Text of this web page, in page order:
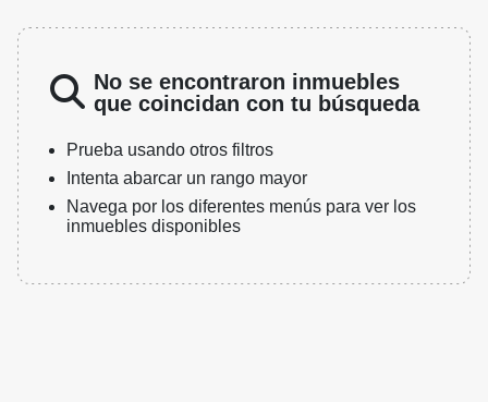
No se encontraron inmuebles
que coincidan con tu búsqueda
Prueba usando otros filtros
Intenta abarcar un rango mayor
Navega por los diferentes menús para ver los
inmuebles disponibles